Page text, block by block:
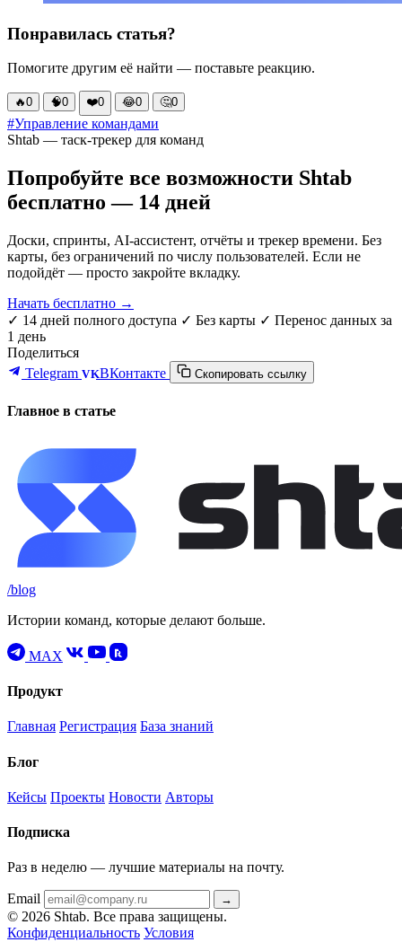
Понравилась статья?
Помогите другим её найти — поставьте реакцию.
🔥0 🧠0 ❤️0 😂0 🤔0
#Управление командами
Shtab — таск-трекер для команд
Попробуйте все возможности Shtab
бесплатно — 14 дней
Доски, спринты, AI-ассистент, отчёты и трекер времени. Без
карты, без ограничений по числу пользователей. Если не
подойдёт — просто закройте вкладку.
Начать бесплатно →
✓ 14 дней полного доступа ✓ Без карты ✓ Перенос данных за
1 день
Поделиться
Telegram VKВКонтакте Скопировать ссылку
Главное в статье
/blog
Истории команд, которые делают больше.
MAX
Продукт
Главная Регистрация База знаний
Блог
Кейсы Проекты Новости Авторы
Подписка
Раз в неделю — лучшие материалы на почту.
Email →
© 2026 Shtab. Все права защищены.
Конфиденциальность Условия